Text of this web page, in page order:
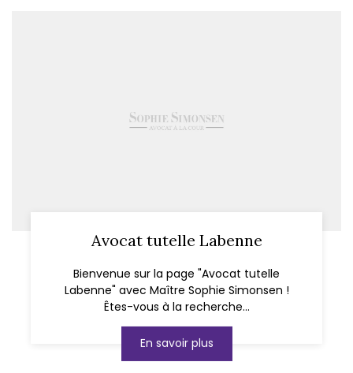
Avocat tutelle Labenne
Bienvenue sur la page "Avocat tutelle
Labenne" avec Maître Sophie Simonsen !
Êtes-vous à la recherche...
En savoir plus